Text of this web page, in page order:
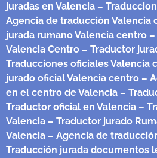
juradas en Valencia –
Agencia de traducción Valencia
jurada rumano Valencia centro
Valencia Centro – Traductor
Traducciones oficiales Valencia
jurado oficial Valencia centro –
en el centro de Valencia –
Traductor oficial en Valencia –
Valencia – Traductor jurado
Valencia – Agencia de
Traducción jurada documentos